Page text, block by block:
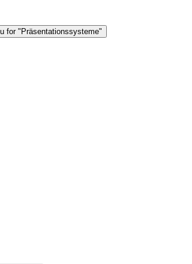
for "Präsentationssysteme"